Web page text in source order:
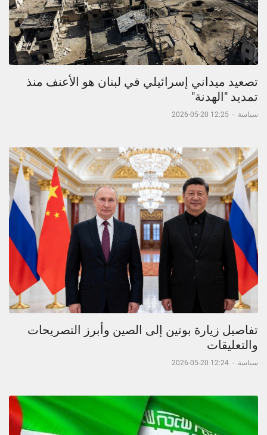
تصعيد ميداني إسرائيلي في لبنان هو الأعنف منذ
تمديد "الهدنة"
سياسة -
12:25 20-05-2026
تفاصيل زيارة بوتين إلى الصين وأبرز التصريحات
والتعليقات
سياسة -
12:24 20-05-2026